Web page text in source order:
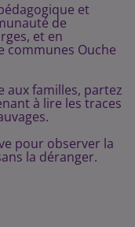
et
de
et en
communes Ouche
aux familles, partez
à lire les traces
pour observer la
la déranger.